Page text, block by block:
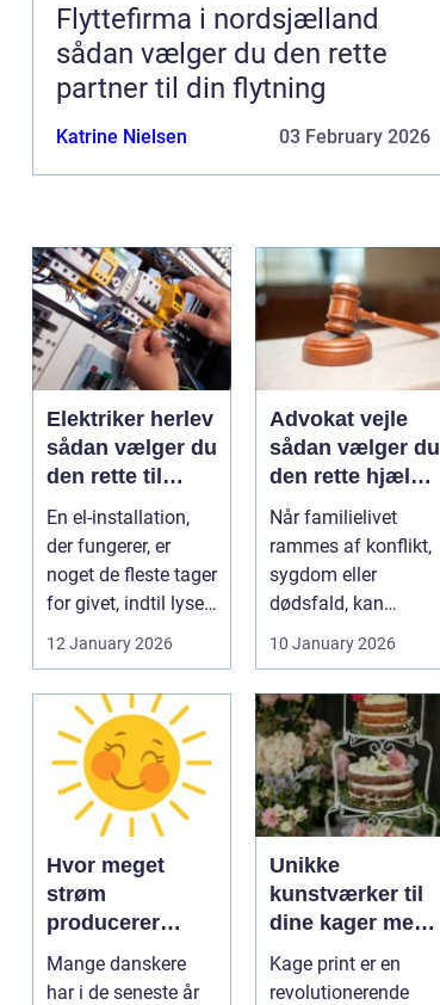
Flyttefirma i nordsjælland
sådan vælger du den rette
partner til din flytning
Katrine Nielsen 03 February 2026
Elektriker herlev
sådan vælger du
den rette til
opgaven
En el-installation,
der fungerer, er
noget de fleste tager
for givet, indtil lyset
12 January 2026
Advokat vejle
sådan vælger du
den rette hjælp
til familien
Når familielivet
rammes af konflikt,
sygdom eller
dødsfald, kan
hurtigt vokse si...
10 January 2026
Hvor meget
strøm
producerer
solceller om
vinteren?
Mange danskere
har i de seneste år
Unikke
kunstværker til
dine kager med
kage print
Kage print er en
revolutionerende